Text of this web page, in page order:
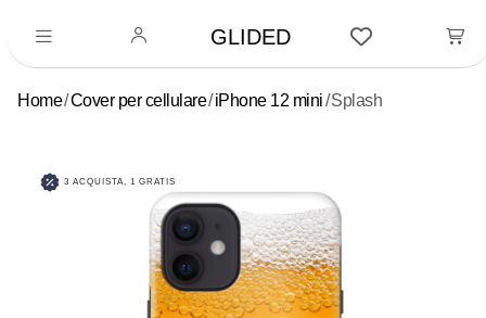
GLIDED
Home Cover per cellulare iPhone 12 mini Splash
3 ACQUISTA, 1 GRATIS